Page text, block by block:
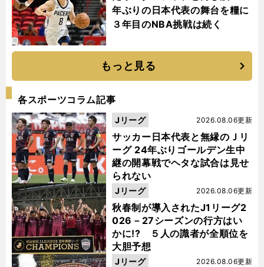
年ぶりの日本代表の舞台を糧に
３年目のNBA挑戦は続く
もっと見る
各スポーツコラム記事
サッカー日本代表と無縁のＪリ
ーグ 24年ぶりゴールデン生中
継の開幕戦でヘタな試合は見せ
られない
2026.08.06更新
Jリーグ
秋春制が導入されたJ1リーグ2
026－27シーズンの行方はい
かに!? ５人の識者が全順位を
大胆予想
2026.08.06更新
Jリーグ
2026.08.06更新
Jリーグ